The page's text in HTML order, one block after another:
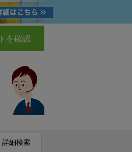
を確認
詳細検索